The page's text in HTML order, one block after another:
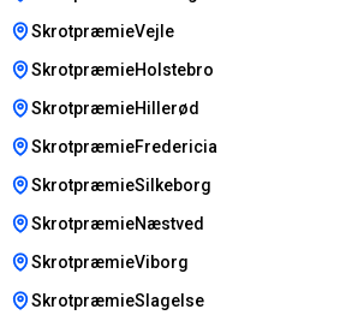
SkrotpræmieVejle
SkrotpræmieHolstebro
SkrotpræmieHillerød
SkrotpræmieFredericia
SkrotpræmieSilkeborg
SkrotpræmieNæstved
SkrotpræmieViborg
SkrotpræmieSlagelse